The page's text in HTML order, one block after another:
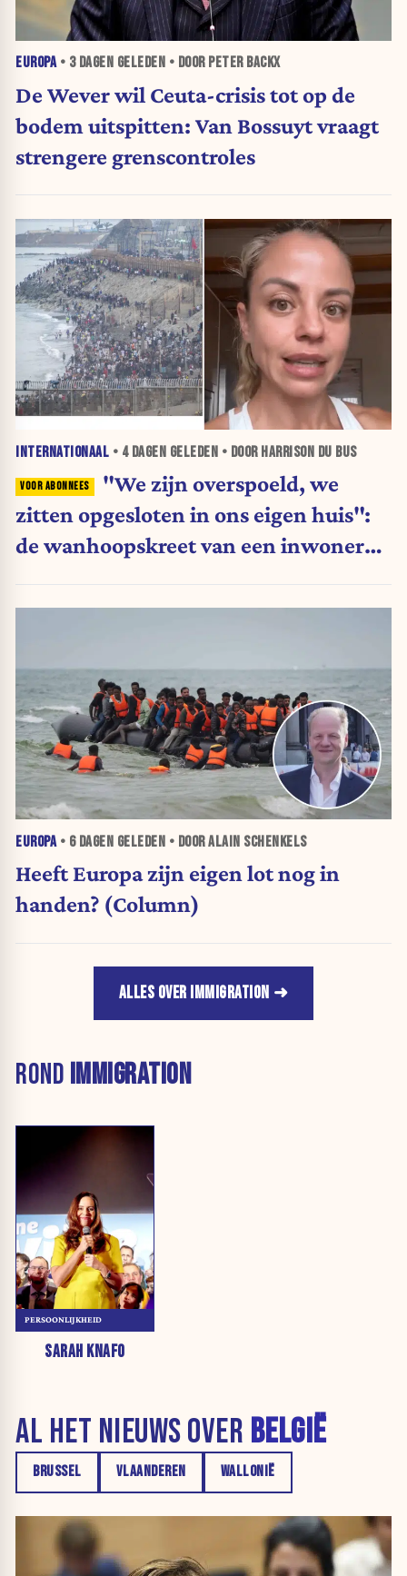
EUROPA• 3 DAGEN GELEDEN • DOOR PETER BACKX
De Wever wil Ceuta-crisis tot op de
bodem uitspitten: Van Bossuyt vraagt
strengere grenscontroles
INTERNATIONAAL • 4 DAGEN GELEDEN • DOOR HARRISON DU BUS
"We zijn overspoeld, we
zitten opgesloten in ons eigen huis":
de wanhoopskreet van een inwoner
EUROPA• 6 DAGEN GELEDEN • DOOR ALAIN SCHENKELS
Heeft Europa zijn eigen lot nog in
handen? (Column)
ALLES OVER IMMIGRATION
ROND IMMIGRATION
SARAH KNAFO
PERSOONLIJKHEID
AL HET NIEUWS OVER BELGIË
BRUSSEL VLAANDEREN WALLONIË